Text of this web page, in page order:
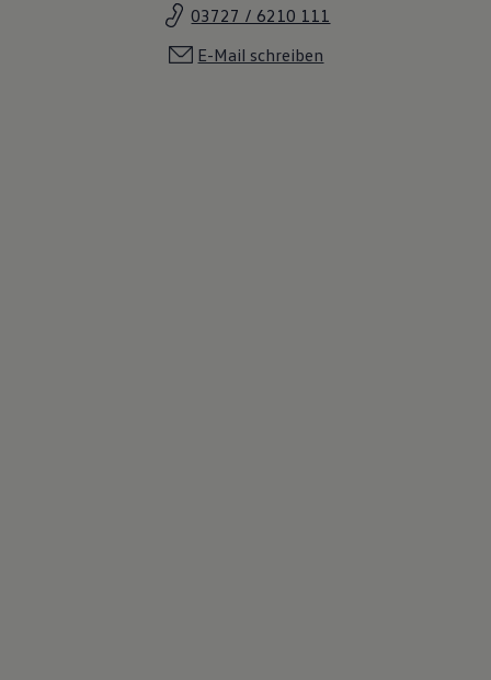
03727 / 6210 111
E-Mail schreiben